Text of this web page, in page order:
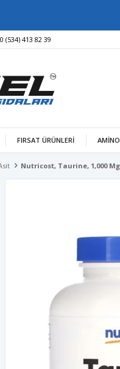
(534) 413 82 39
FIRSAT ÜRÜNLERİ
Nutricost, Taurine, 1,000